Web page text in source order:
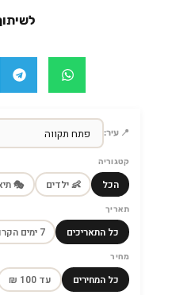
📍 עיר:
קטגוריה
הכל 👶 ילדים 🎭
תאריך
כל התאריכים 7 ימים הקרובים
מחיר
כל המחירים עד 100 ₪